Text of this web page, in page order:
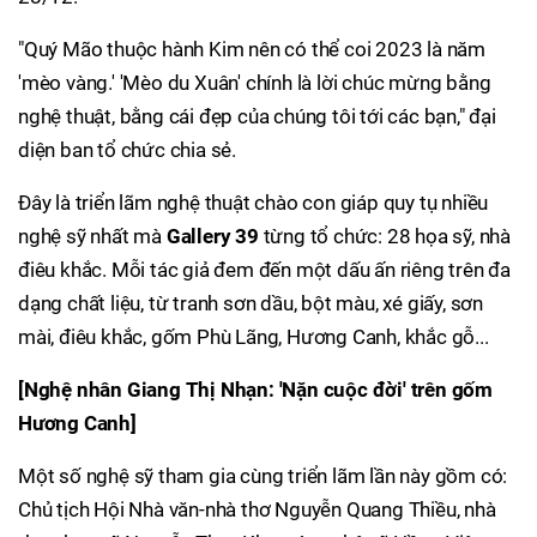
"Quý Mão thuộc hành Kim nên có thể coi 2023 là năm
'mèo vàng.' 'Mèo du Xuân' chính là lời chúc mừng bằng
nghệ thuật, bằng cái đẹp của chúng tôi tới các bạn," đại
diện ban tổ chức chia sẻ.
Đây là triển lãm nghệ thuật chào con giáp quy tụ nhiều
nghệ sỹ nhất mà Gallery 39 từng tổ chức: 28 họa sỹ, nhà
điêu khắc. Mỗi tác giả đem đến một dấu ấn riêng trên đa
dạng chất liệu, từ tranh sơn dầu, bột màu, xé giấy, sơn
mài, điêu khắc, gốm Phù Lãng, Hương Canh, khắc gỗ...
[Nghệ nhân Giang Thị Nhạn: 'Nặn cuộc đời' trên gốm
Hương Canh]
Một số nghệ sỹ tham gia cùng triển lãm lần này gồm có:
Chủ tịch Hội Nhà văn-nhà thơ Nguyễn Quang Thiều, nhà